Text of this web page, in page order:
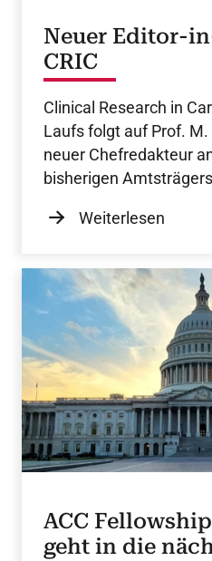
Neuer Editor-
CRIC
Clinical Research in
Laufs folgt auf Prof.
neuer Chefredakteur
bisherigen
Weiterlesen
ACC
geht in die